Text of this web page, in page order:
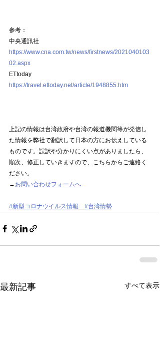
参考：
中央通訊社
https://www.cna.com.tw/news/firstnews/2021040103
02.aspx
ETtoday
https://travel.ettoday.net/article/1948855.htm
上記の情報は台湾政府や台湾の報道機関等が発信し
た情報を弊社で翻訳して日本の方にお伝えしている
ものです。誤訳や分かりにくい点がありましたら、
順次、修正していきますので、こちらからご連絡く
ださい。
→ お問い合わせフォームへ
#新型コロナウイルス情報 #台湾情勢
最新記事 すべて表示